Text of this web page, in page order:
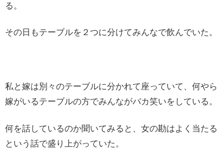
る。
その日もテーブルを２つに分けてみんなで飲んでいた。
私と嫁は別々のテーブルに分かれて座っていて、何やら
嫁がいるテーブルの方でみんながバカ笑いをしている。
何を話しているのか聞いてみると、女の勘はよく当たる
という話で盛り上がっていた。